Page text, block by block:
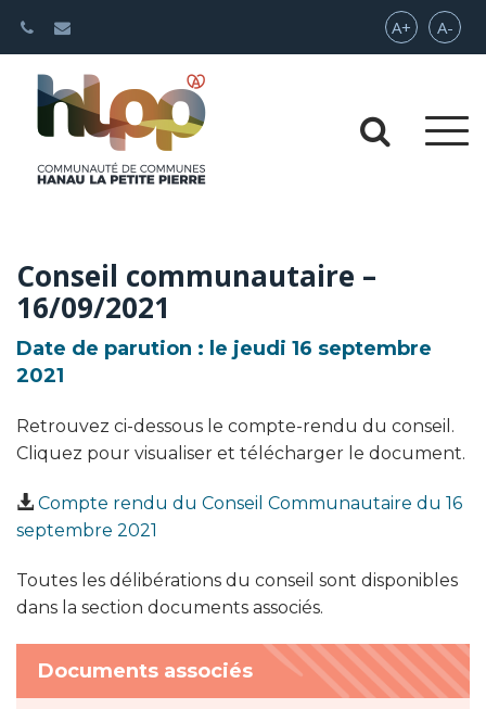
A+ A-
Conseil communautaire –
16/09/2021
Date de parution : le jeudi 16 septembre
2021
Retrouvez ci-dessous le compte-rendu du conseil.
Cliquez pour visualiser et télécharger le document.
Compte rendu du Conseil Communautaire du 16
septembre 2021
Toutes les délibérations du conseil sont disponibles
dans la section documents associés.
Documents associés